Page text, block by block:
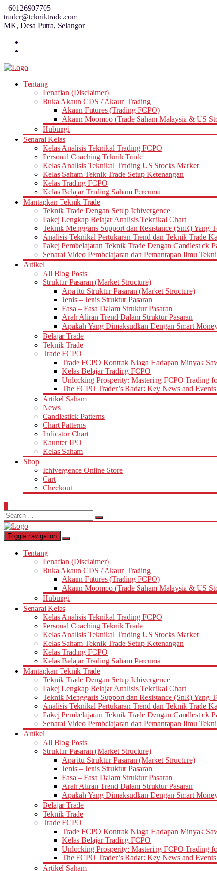
Skip
to
content
+60126907705
trader@tekniktrade.com
MK, Desa Putra, Selangor
Tentang
Penafian (Disclaimer)
Buka Akaun CDS / Akaun Trading
Akaun Futures (Trading FCPO)
Akaun Moomoo (Trade Saham Malaysia & US
Hubungi
Senarai Kelas
Kelas Analisis Teknikal Trading FCPO
Personal Coaching Teknik Trade
Kelas Analisis Teknikal Trading US Stocks Market
Kelas Saham Teknik Trade Setup Ketenangan
Kelas Trading FCPO
Kelas Belajar Trading Saham Percuma
Mantapkan Teknik Trade
Teknik Trade Dengan Setup Ichivergence
Pakej Lengkap Belajar Analisis Teknikal Chart
Teknik Menggaris Support dan Resistance (SnR) Yang
Analisis Teknikal Pertukaran Trend dan Teknik Trade
Pakej Pembelajaran Teknik Trade Dengan Candlestick
Senarai Video Pembelajaran dan Pemantapan Ilmu
Artikel
All Blog Posts
Struktur Pasaran (Market Structure)
Apa itu Struktur Pasaran (Market Structure)
Jenis – Jenis Struktur Pasaran
Fasa – Fasa Dalam Struktur Pasaran
Arah Aliran Trend Dalam Struktur Pasaran
Apakah Yang Dimaksudkan Dengan Smart
Belajar Trade
Teknik Trade
Trade FCPO
Trade FCPO Kontrak Niaga Hadapan Minyak
Kelas Belajar Trading FCPO
Unlocking Prosperity: Mastering FCPO Trading
The FCPO Trader’s Radar: Key News and
Artikel Saham
News
Candlestick Patterns
Chart Patterns
Indicator Chart
Kaunter IPO
Kelas Saham
Shop
Ichivergence Online Store
Cart
Checkout
Search
for:
Toggle navigation
Tentang
Penafian (Disclaimer)
Buka Akaun CDS / Akaun Trading
Akaun Futures (Trading FCPO)
Akaun Moomoo (Trade Saham Malaysia & US
Hubungi
Senarai Kelas
Kelas Analisis Teknikal Trading FCPO
Personal Coaching Teknik Trade
Kelas Analisis Teknikal Trading US Stocks Market
Kelas Saham Teknik Trade Setup Ketenangan
Kelas Trading FCPO
Kelas Belajar Trading Saham Percuma
Mantapkan Teknik Trade
Teknik Trade Dengan Setup Ichivergence
Pakej Lengkap Belajar Analisis Teknikal Chart
Teknik Menggaris Support dan Resistance (SnR) Yang
Analisis Teknikal Pertukaran Trend dan Teknik Trade
Pakej Pembelajaran Teknik Trade Dengan Candlestick
Senarai Video Pembelajaran dan Pemantapan Ilmu
Artikel
All Blog Posts
Struktur Pasaran (Market Structure)
Apa itu Struktur Pasaran (Market Structure)
Jenis – Jenis Struktur Pasaran
Fasa – Fasa Dalam Struktur Pasaran
Arah Aliran Trend Dalam Struktur Pasaran
Apakah Yang Dimaksudkan Dengan Smart
Belajar Trade
Teknik Trade
Trade FCPO
Trade FCPO Kontrak Niaga Hadapan Minyak
Kelas Belajar Trading FCPO
Unlocking Prosperity: Mastering FCPO Trading
The FCPO Trader’s Radar: Key News and
Artikel Saham